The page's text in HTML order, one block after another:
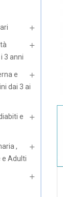
3 anni
e
dai 3 ai
e
,
e Adulti